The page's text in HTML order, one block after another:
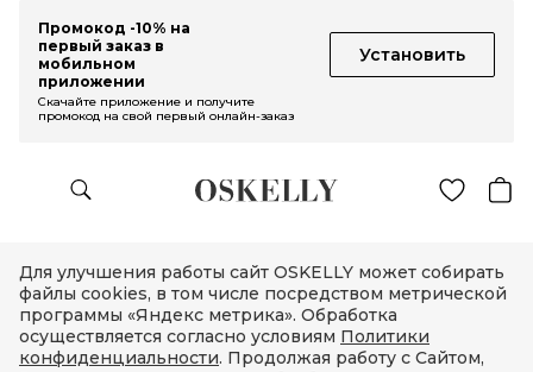
Промокод -10% на
первый заказ в
мобильном
приложении
Установить
Скачайте приложение и получите
промокод на свой первый онлайн-заказ
Для улучшения работы сайт OSKELLY может собирать
файлы cookies, в том числе посредством метрической
программы «Яндекс метрика». Обработка
осуществляется согласно условиям Политики
конфиденциальности. Продолжая работу с Сайтом,